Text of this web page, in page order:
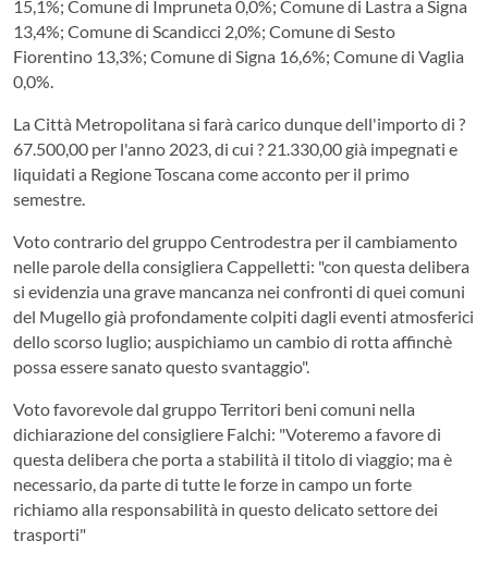
15,1%; Comune di Impruneta 0,0%; Comune di Lastra a Signa
13,4%; Comune di Scandicci 2,0%; Comune di Sesto
Fiorentino 13,3%; Comune di Signa 16,6%; Comune di Vaglia
0,0%.
La Città Metropolitana si farà carico dunque dell'importo di ?
67.500,00 per l'anno 2023, di cui ? 21.330,00 già impegnati e
liquidati a Regione Toscana come acconto per il primo
semestre.
Voto contrario del gruppo Centrodestra per il cambiamento
nelle parole della consigliera Cappelletti: "con questa delibera
si evidenzia una grave mancanza nei confronti di quei comuni
del Mugello già profondamente colpiti dagli eventi atmosferici
dello scorso luglio; auspichiamo un cambio di rotta affinchè
possa essere sanato questo svantaggio".
Voto favorevole dal gruppo Territori beni comuni nella
dichiarazione del consigliere Falchi: "Voteremo a favore di
questa delibera che porta a stabilità il titolo di viaggio; ma è
necessario, da parte di tutte le forze in campo un forte
richiamo alla responsabilità in questo delicato settore dei
trasporti"